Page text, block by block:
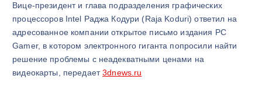
Вице-президент и глава подразделения графических
процессоров Intel Раджа Кодури (Raja Koduri) ответил на
адресованное компании открытое письмо издания PC
Gamer, в котором электронного гиганта попросили найти
решение проблемы с неадекватными ценами на
видеокарты, передает3dnews.ru